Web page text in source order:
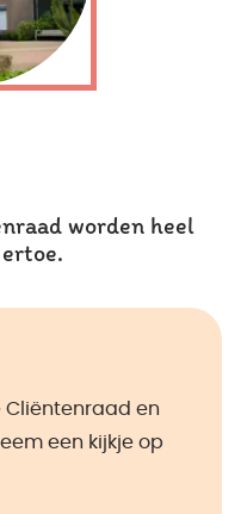
worden heel
Cliëntenraad en
een kijkje op